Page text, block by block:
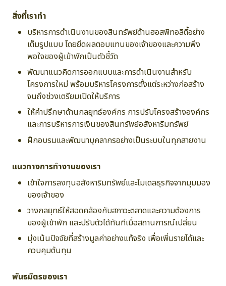
สิ่งที่เราทำ
บริหารการดำเนินงานของสินทรัพย์ด้านฮอสพิทอลิตี้อย่าง
เต็มรูปแบบ โดยยึดผลตอบแทนของเจ้าของและความพึง
พอใจของผู้เข้าพักเป็นตัวชี้วัด
พัฒนาแนวคิดการออกแบบและการดำเนินงานสำหรับ
โครงการใหม่ พร้อมบริหารโครงการตั้งแต่ระหว่างก่อสร้าง
จนถึงช่วงเตรียมเปิดให้บริการ
ให้คำปรึกษาด้านกลยุทธ์องค์กร การปรับโครงสร้างองค์กร
และการบริหารการเงินของสินทรัพย์อสังหาริมทรัพย์
ฝึกอบรมและพัฒนาบุคลากรอย่างเป็นระบบในทุกสายงาน
แนวทางการทำงานของเรา
เข้าใจการลงทุนอสังหาริมทรัพย์และโมเดลธุรกิจจากมุมมอง
ของเจ้าของ
วางกลยุทธ์ให้สอดคล้องกับสภาวะตลาดและความต้องการ
ของผู้เข้าพัก และปรับตัวได้ทันทีเมื่อสถานการณ์เปลี่ยน
มุ่งเน้นปัจจัยที่สร้างมูลค่าอย่างแท้จริง เพื่อเพิ่มรายได้และ
ควบคุมต้นทุน
พันธมิตรของเรา